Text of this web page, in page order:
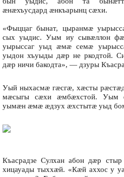
æнæхъусдард æнкъарынц сæхи.
«Фыццаг бынат, цыранмæ
сых уыдис. Уым иу сывæллон
уырыссаг уыд æмæ семæ
уыдон хъуыды дæр не ркодтой.
дæр ничи бакодта», — дзуры
Уый ныхасмæ гæсгæ, хæсты
мæсыгы сæхи æмбæхстой. Уым
уымæн æмæ æдзух æхстытæ уыд
Къасрадзе Сулхан абон дæр
хицауады тыххæй. «Кæй аххос у